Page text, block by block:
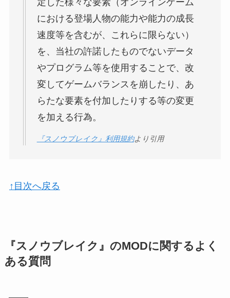
における登場人物の能力や能力の成長
速度等を含むが、これらに限らない）
を、当社の許諾したものでないデータ
やプログラム等を使用することで、改
変してゲームバランスを崩したり、あ
らたな要素を付加したりする等の変更
を加える行為。
『スノウブレイク』利用規約より引用
↑目次へ戻る
『スノウブレイク』のMODに関するよく
ある質問